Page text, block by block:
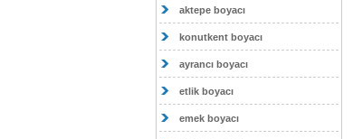
aktepe boyacı
konutkent boyacı
ayrancı boyacı
etlik boyacı
emek boyacı